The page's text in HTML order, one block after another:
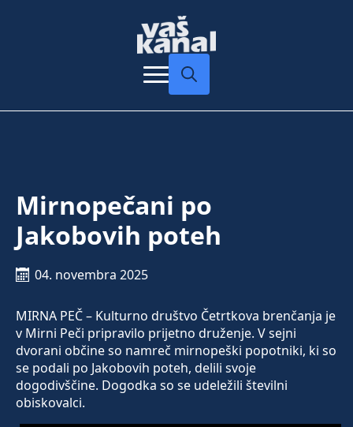
Mirnopečani po
Jakobovih poteh
04. novembra 2025
MIRNA PEČ – Kulturno društvo Četrtkova brenčanja je
v Mirni Peči pripravilo prijetno druženje. V sejni
dvorani občine so namreč mirnopeški popotniki, ki so
se podali po Jakobovih poteh, delili svoje
dogodivščine. Dogodka so se udeležili številni
obiskovalci.